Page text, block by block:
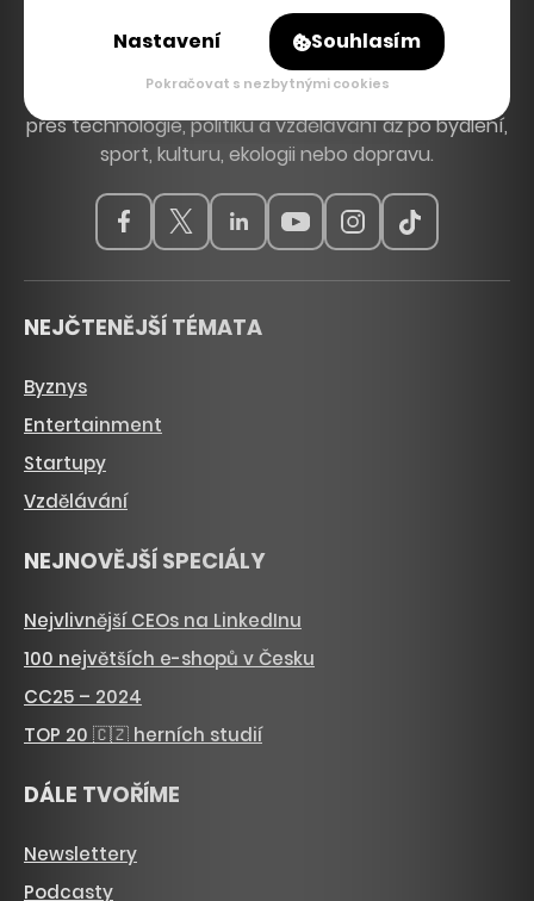
Hlavní zdroj inspirace. Věnujeme se tématům, která
hýbou Českem a světem, od byznysu a startupů
přes technologie, politiku a vzdělávání až po bydlení,
sport, kulturu, ekologii nebo dopravu.
NEJČTENĚJŠÍ TÉMATA
Byznys
Entertainment
Startupy
Vzdělávání
NEJNOVĚJŠÍ SPECIÁLY
Nejvlivnější CEOs na LinkedInu
100 největších e-shopů v Česku
CC25 – 2024
TOP 20 🇨🇿 herních studií
DÁLE TVOŘÍME
Newslettery
Podcasty
Nastavení Souhlasím
Pokračovat s nezbytnými cookies